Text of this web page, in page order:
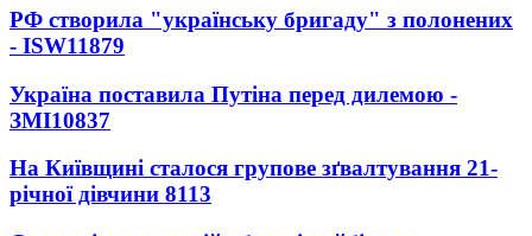
РФ створила "українську бригаду" з полонених
- ISW11879
Україна поставила Путіна перед дилемою -
ЗМІ10837
На Київщині сталося групове зґвалтування 21-
річної дівчини 8113